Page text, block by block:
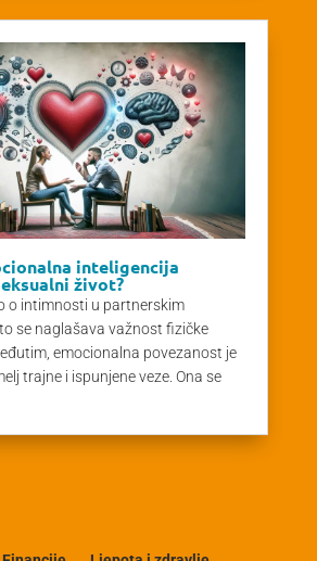
inteligencija
život?
o intimnosti u partnerskim
se naglašava važnost fizičke
emocionalna povezanost je
trajne i ispunjene veze. Ona se